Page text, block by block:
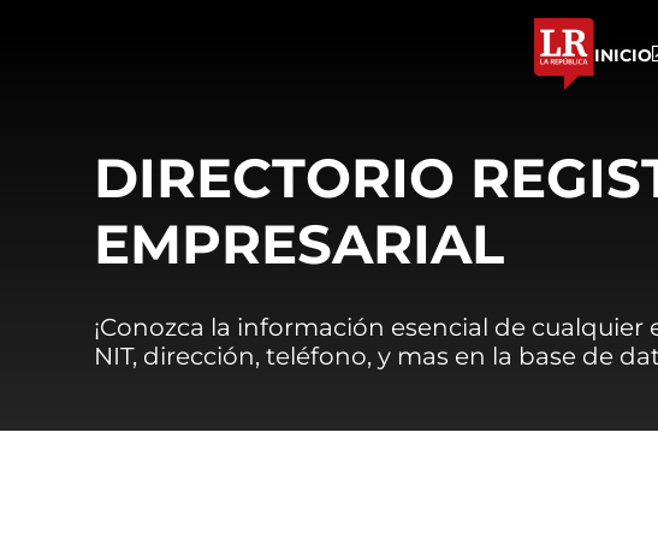
INICIO
DIRECTORIO
EMPRESARIAL
¡Conozca la información esencial de
NIT, dirección, teléfono, y mas en la base de